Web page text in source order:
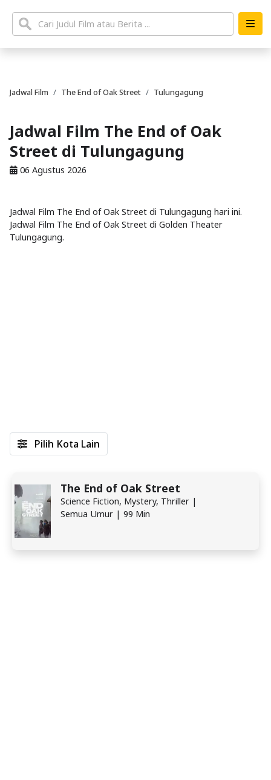
Jadwal Film The End of Oak Street Tulungagung
Jadwal Film The End of Oak
Street di Tulungagung
06 Agustus 2026
Jadwal Film The End of Oak Street di Tulungagung hari ini.
Jadwal Film The End of Oak Street di Golden Theater
Tulungagung.
The End of Oak Street
Science Fiction, Mystery, Thriller |
Semua Umur | 99 Min
Pilih Kota Lain